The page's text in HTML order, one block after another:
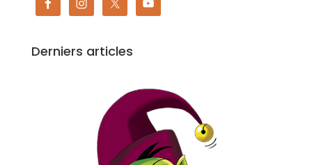
Derniers articles